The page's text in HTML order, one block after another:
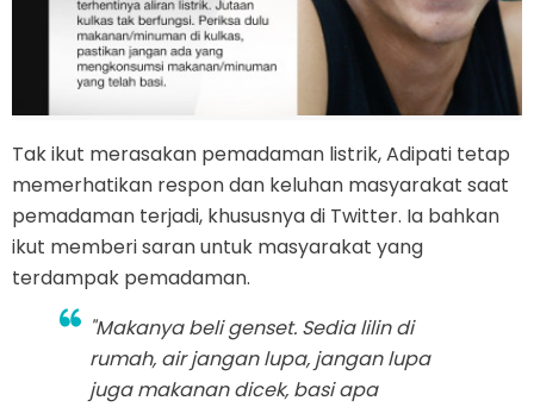
Tak ikut merasakan pemadaman listrik, Adipati tetap
memerhatikan respon dan keluhan masyarakat saat
pemadaman terjadi, khususnya di Twitter. Ia bahkan
ikut memberi saran untuk masyarakat yang
terdampak pemadaman.
"Makanya beli genset. Sedia lilin di
rumah, air jangan lupa, jangan lupa
juga makanan dicek, basi apa